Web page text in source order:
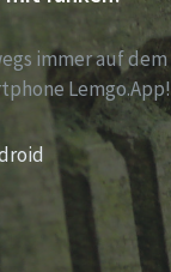
immer auf dem
Lemgo.App!